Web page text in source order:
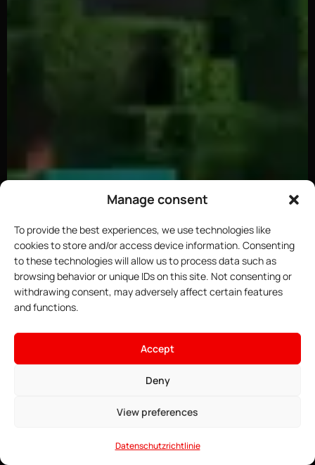
Manage consent
To provide the best experiences, we use technologies like
cookies to store and/or access device information. Consenting
to these technologies will allow us to process data such as
browsing behavior or unique IDs on this site. Not consenting or
withdrawing consent, may adversely affect certain features
and functions.
Accept
Deny
View preferences
Datenschutzrichtlinie
Hoste deinen Minecraft-
Server
• ∞ AMD Ryzen 9 7950X3D 5,7
• Modpacks mit einem Klick
• Game Anti-DDoS
Angebote ansehen →